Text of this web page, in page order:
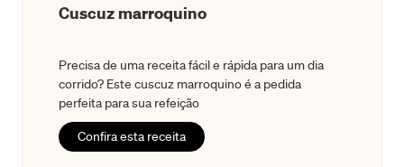
Cuscuz marroquino
Precisa de uma receita fácil e rápida para um dia
corrido? Este cuscuz marroquino é a pedida
perfeita para sua refeição
Confira esta receita